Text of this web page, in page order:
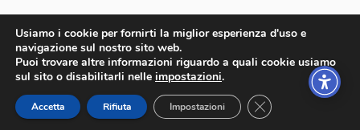
iMagazine · contatti e staff · lavora con noi
Cookie policy UE
iMagazine è un marchio di proprietà di Goliardica Editrice redazione in via Aquileia 64a,
Bagnaria Arsa (UD) - P.iva 00559050315
© 2006 - 2026 Goliardica Editrice
Usiamo i cookie per fornirti la miglior esperienza d'uso e
navigazione sul nostro sito web.
Puoi trovare altre informazioni riguardo a quali cookie usiamo
sul sito o disabilitarli nelle impostazioni.
Accetta Rifiuta Impostazioni Close GDPR